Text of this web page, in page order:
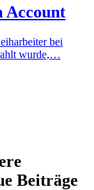
Account
bei
wurde,…
Beiträge